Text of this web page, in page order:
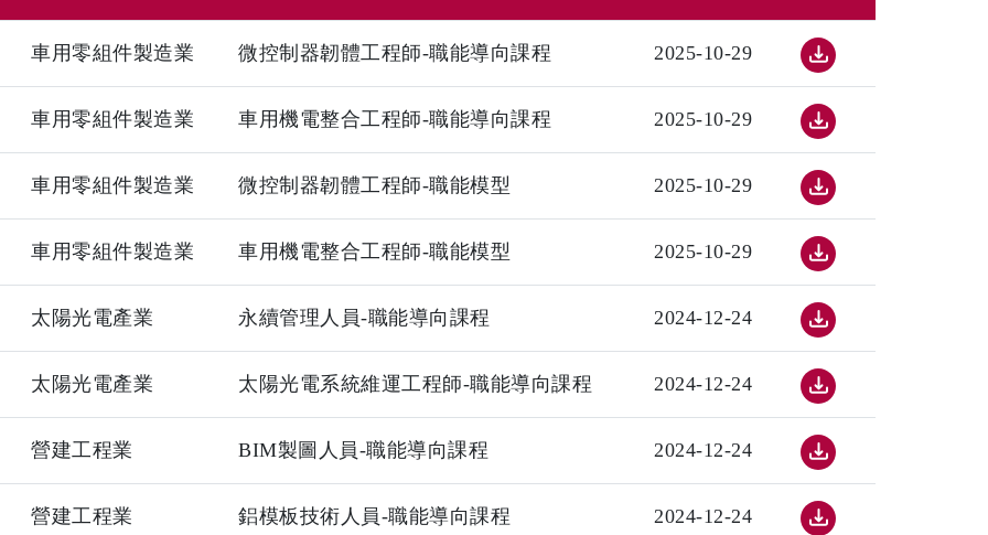
車用零組件製造業 微控制器韌體工程師-職能導向課程 2025-10-29
車用零組件製造業 車用機電整合工程師-職能導向課程 2025-10-29
車用零組件製造業 微控制器韌體工程師-職能模型 2025-10-29
車用零組件製造業 車用機電整合工程師-職能模型 2025-10-29
太陽光電產業 永續管理人員-職能導向課程 2024-12-24
太陽光電產業 太陽光電系統維運工程師-職能導向課程 2024-12-24
營建工程業 BIM製圖人員-職能導向課程 2024-12-24
營建工程業 鋁模板技術人員-職能導向課程 2024-12-24